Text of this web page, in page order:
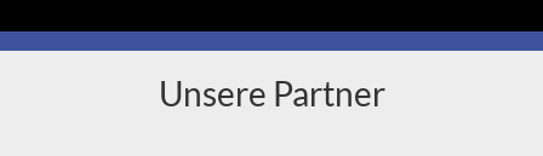
Unsere Partner